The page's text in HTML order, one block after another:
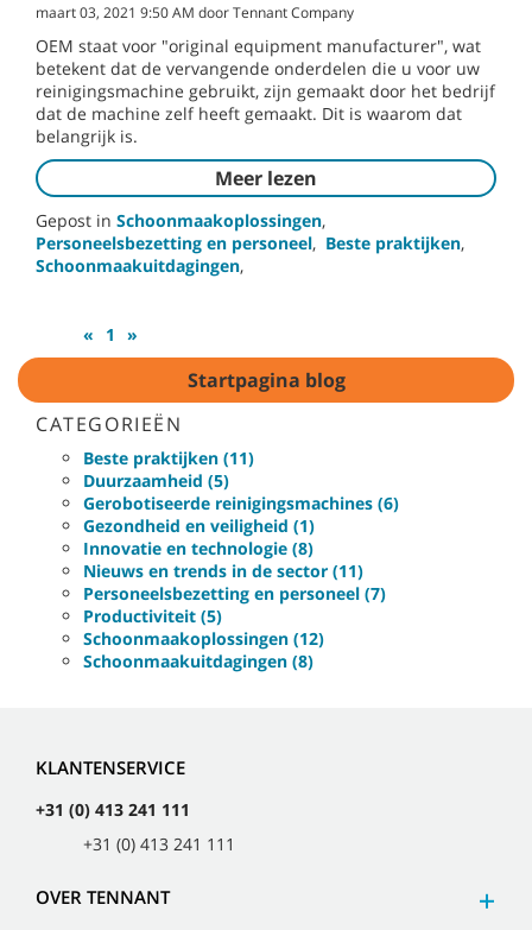
maart 03, 2021 9:50 AM door Tennant Company
OEM staat voor "original equipment manufacturer", wat
betekent dat de vervangende onderdelen die u voor uw
reinigingsmachine gebruikt, zijn gemaakt door het bedrijf
dat de machine zelf heeft gemaakt. Dit is waarom dat
belangrijk is.
Meer lezen
Gepost in Schoonmaakoplossingen,
Personeelsbezetting en personeel, Beste praktijken,
Schoonmaakuitdagingen,
« 1 »
Startpagina blog
CATEGORIEËN
Beste praktijken (11)
Duurzaamheid (5)
Gerobotiseerde reinigingsmachines (6)
Gezondheid en veiligheid (1)
Innovatie en technologie (8)
Nieuws en trends in de sector (11)
Personeelsbezetting en personeel (7)
Productiviteit (5)
Schoonmaakoplossingen (12)
Schoonmaakuitdagingen (8)
KLANTENSERVICE
+31 (0) 413 241 111
+31 (0) 413 241 111
OVER TENNANT